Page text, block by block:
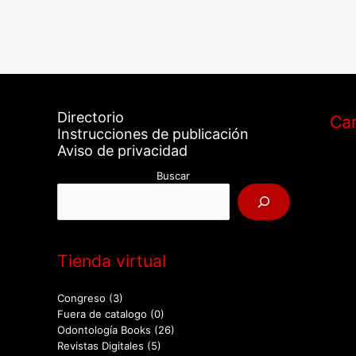
Directorio
Instrucciones de publicación
Aviso de privacidad
Buscar
Tienda virtual
Congreso (3)
Fuera de catalogo (0)
Odontología Books (26)
Revistas Digitales (5)